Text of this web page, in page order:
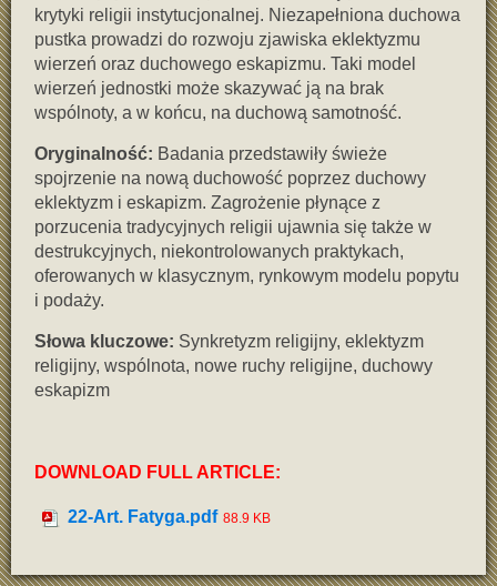
krytyki religii instytucjonalnej. Niezapełniona duchowa
pustka prowadzi do rozwoju zjawiska eklektyzmu
wierzeń oraz duchowego eskapizmu. Taki model
wierzeń jednostki może skazywać ją na brak
wspólnoty, a w końcu, na duchową samotność.
Oryginalność: Badania przedstawiły świeże
spojrzenie na nową duchowość poprzez duchowy
eklektyzm i eskapizm. Zagrożenie płynące z
porzucenia tradycyjnych religii ujawnia się także w
destrukcyjnych, niekontrolowanych praktykach,
oferowanych w klasycznym, rynkowym modelu popytu
i podaży.
Słowa kluczowe: Synkretyzm religijny, eklektyzm
religijny, wspólnota, nowe ruchy religijne, duchowy
eskapizm
DOWNLOAD FULL ARTICLE:
22-Art. Fatyga.pdf 88.9 KB